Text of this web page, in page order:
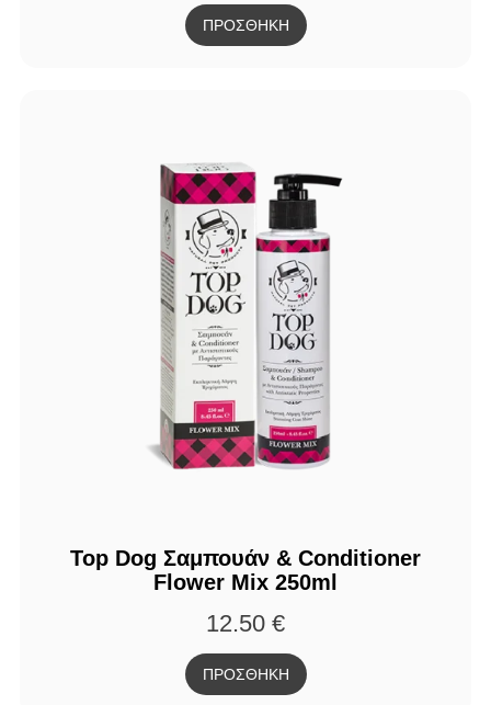
ΠΡΟΣΘΗΚΗ
Top Dog Σαμπουάν & Conditioner
Flower Mix 250ml
12.50 €
ΠΡΟΣΘΗΚΗ